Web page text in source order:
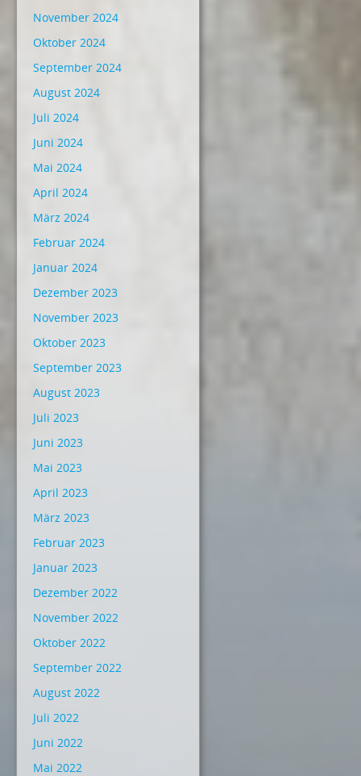
November 2024
Oktober 2024
September 2024
August 2024
Juli 2024
Juni 2024
Mai 2024
April 2024
März 2024
Februar 2024
Januar 2024
Dezember 2023
November 2023
Oktober 2023
September 2023
August 2023
Juli 2023
Juni 2023
Mai 2023
April 2023
März 2023
Februar 2023
Januar 2023
Dezember 2022
November 2022
Oktober 2022
September 2022
August 2022
Juli 2022
Juni 2022
Mai 2022